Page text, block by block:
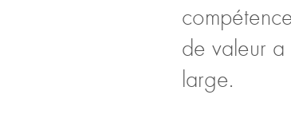
de valeur a
large.